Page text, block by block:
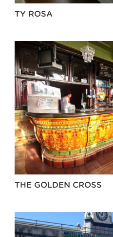
TY ROSA
THE GOLDEN CROSS